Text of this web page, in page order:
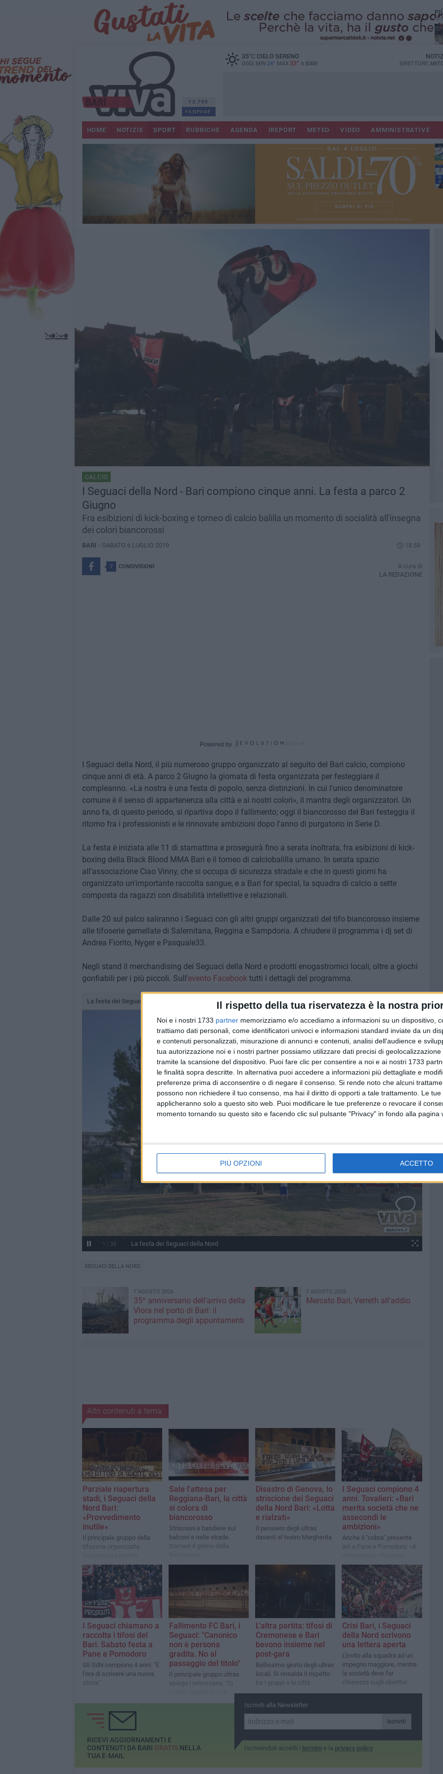
Il rispetto della tua riservatezza è la nostra
Noi e i nostri 1733 partner memorizziamo e/o accediamo a informazioni su un dispositivo,
trattiamo dati personali, come identificatori univoci e informazioni standard inviate da un
e contenuti personalizzati, misurazione di annunci e contenuti, analisi dell'audience e
tua autorizzazione noi e i nostri partner possiamo utilizzare dati precisi di
tramite la scansione del dispositivo. Puoi fare clic per consentire a noi e ai nostri 1733
le finalità sopra descritte. In alternativa puoi accedere a informazioni più dettagliate e
preferenze prima di acconsentire o di negare il consenso. Si rende noto che alcuni
possono non richiedere il tuo consenso, ma hai il diritto di opporti a tale trattamento. Le
applicheranno solo a questo sito web. Puoi modificare le tue preferenze o revocare il
momento tornando su questo sito e facendo clic sul pulsante "Privacy" in fondo alla pagina
PIÙ OPZIONI ACCETTO
13.795
FANPAGE
35°CCIELO SERENO
OGGI MIN 24° MAX 33° A BARI DIRETTORE
HOME NOTIZIE SPORT RUBRICHE AGENDA IREPORT METEO VIDEO AMMINISTRATIVE
CALCIO
I Seguaci della Nord - Bari compiono cinque anni. La festa a parco 2
Giugno
Fra esibizioni di kick-boxing e torneo di calcio balilla un momento di socialità all'insegna
dei colori biancorossi
BARI - SABATO 6 LUGLIO 2019 18.58
7 CONDIVISIONI
A cura di
LA REDAZIONE
Powered by
I Seguaci della Nord, il più numeroso gruppo organizzato al seguito del Bari calcio, compiono
cinque anni di età. A parco 2 Giugno la giornata di festa organizzata per festeggiare il
compleanno. «La nostra è una festa di popolo, senza distinzioni. In cui l'unico denominatore
comune è il senso di appartenenza alla città e ai nostri colori», il mantra degli organizzatori. Un
anno fa, di questo periodo, si ripartiva dopo il fallimento; oggi il biancorosso del Bari festeggia il
ritorno fra i professionisti e le rinnovate ambizioni dopo l'anno di purgatorio in Serie D.
La festa è iniziata alle 11 di stamattina e proseguirà fino a serata inoltrata, fra esibizioni di kick-
boxing della Black Blood MMA Bari e il torneo di calciobalilla umano. In serata spazio
all'associazione Ciao Vinny, che si occupa di sicurezza stradale e che in questi giorni ha
organizzato un'importante raccolta sangue, e a Bari for special, la squadra di calcio a sette
composta da ragazzi con disabilità intellettive e relazionali.
Dalle 20 sul palco saliranno i Seguaci con gli altri gruppi organizzati del tifo biancorosso insieme
alle tifoserie gemellate di Salernitana, Reggina e Sampdoria. A chiudere il programma i dj set di
Andrea Fiorito, Nyger e Pasquale33.
Negli stand il merchandising dei Seguaci della Nord e prodotti enogastromici locali, oltre a giochi
gonfiabili per i più piccoli. Sull'evento Facebook tutti i dettagli del programma.
35 FOTO
La festa dei Seguaci della Nord
1 / 35 La festa dei Seguaci della Nord
SEGUACI DELLA NORD
7 AGOSTO 2026
35^ anniversario dell’arrivo della
Vlora nel porto di Bari: il
programma degli appuntamenti
7 AGOSTO 2026
Mercato Bari, Verreth all'addio
Altri contenuti a tema
Parziale riapertura
stadi, i Seguaci della
Nord Bari:
«Provvedimento
inutile»
Il principale gruppo della
tifoseria organizzata
posizione con uno
striscione esposto
all'esterno del San Nicola
Sale l'attesa per
Reggiana-Bari, la città
si colora di
biancorosso
Striscioni e bandiere sui
balconi e nelle strade.
Domani il giorno della
Disastro di Genova, lo
striscione dei Seguaci
della Nord Bari: «Lotta
e rialzati»
Il pensiero degli ultras
davanti al teatro Margherita
I Seguaci compiono 4
anni. Tovalieri: «Bari
merita società che ne
assecondi le
ambizioni»
Anche il "cobra" presente
ieri a Pane e Pomodoro: «A
risponderei presente»
I Seguaci chiamano a
raccolta i tifosi del
Bari. Sabato festa a
Pane e Pomodoro
Gli SdN compiono 4 anni: "È
l'ora di scrivere una nuova
storia"
Fallimento FC Bari, i
Seguaci: "Canonico
non è persona
gradita. No al
passaggio del titolo"
Il principale gruppo ultras
spiega i retroscena: "Ci
L'altra partita: tifosi di
Cremonese e Bari
bevono insieme nel
post-gara
Bellissimo gesto degli ultras
locali. Si rinsalda il rispetto
tra i gruppi e le città
Crisi Bari, i Seguaci
della Nord scrivono
una lettera aperta
L'invito alla squadra ad un
impegno maggiore, mentre
la società deve far
chiarezza sugli obiettivi
Iscriviti alla Newsletter
Iscriviti
Iscrivendoti accetti i termini e la privacy policy
RICEVI AGGIORNAMENTI E
CONTENUTI DA BARI GRATISNELLA
TUA E-MAIL